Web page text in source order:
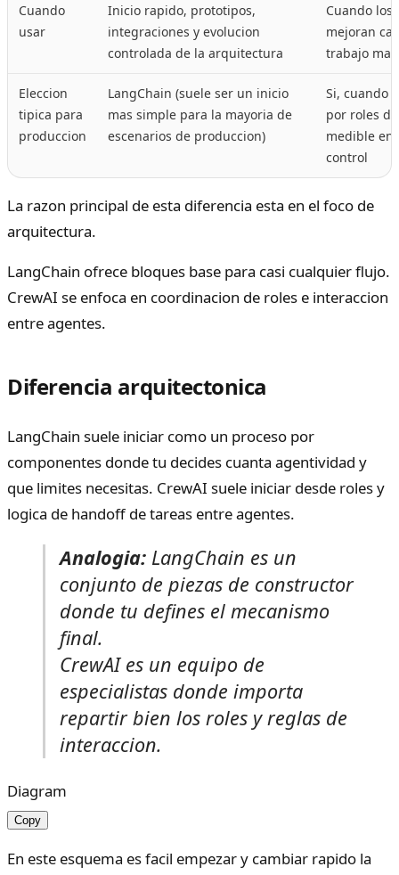
Cuando
usar
Inicio rapido, prototipos,
integraciones y evolucion
controlada de la arquitectura
Cuando los
mejoran
trabajo
Eleccion
tipica para
produccion
LangChain (suele ser un inicio
mas simple para la mayoria de
escenarios de produccion)
Si, cuando
por roles
medible en
control
La razon principal de esta diferencia esta en el foco de
arquitectura.
LangChain ofrece bloques base para casi cualquier flujo.
CrewAI se enfoca en coordinacion de roles e interaccion
entre agentes.
Diferencia arquitectonica
LangChain suele iniciar como un proceso por
componentes donde tu decides cuanta agentividad y
que limites necesitas. CrewAI suele iniciar desde roles y
logica de handoff de tareas entre agentes.
Analogia: LangChain es un
conjunto de piezas de constructor
donde tu defines el mecanismo
final.
CrewAI es un equipo de
especialistas donde importa
repartir bien los roles y reglas de
interaccion.
Diagram
Copy
En este esquema es facil empezar y cambiar rapido la